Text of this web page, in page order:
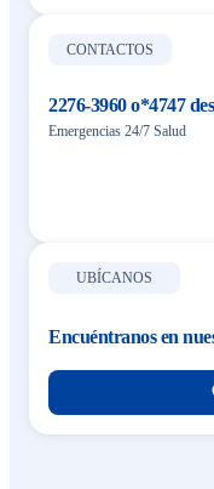
CONTACTOS
2276-3960 o*4747
Emergencias 24/7 Salud
UBÍCANOS
Encuéntranos en